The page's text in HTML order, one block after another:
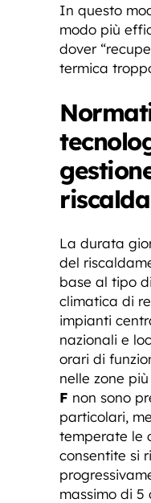
In questo
modo più
dover
termica
La durata
del
base al tipo
climatica di
impianti
nazionali e
orari di
nelle zone
F non sono
particolari,
temperate le
consentite si
massimo di 5